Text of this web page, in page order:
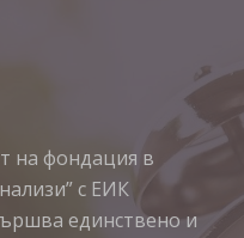
на фондация в
с ЕИК
единствено и